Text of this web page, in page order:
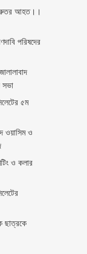
গুরুতর আহত।।
পরিষদের
সভা
৫ম
ওয়াসিম ও
ও কলার
ছাত্রকে